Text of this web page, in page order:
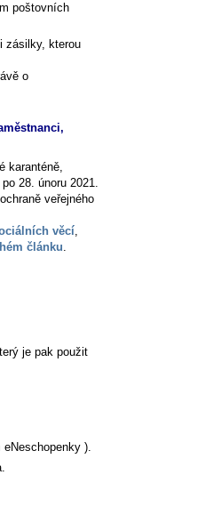
poštovních
zásilky, kterou
o
karanténě,
28. únoru 2021.
veřejného
věcí,
článku.
je pak použit
).
.